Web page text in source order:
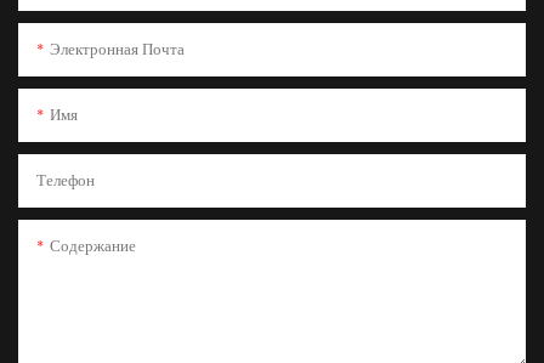
Электронная Почта
Имя
Телефон
Содержание